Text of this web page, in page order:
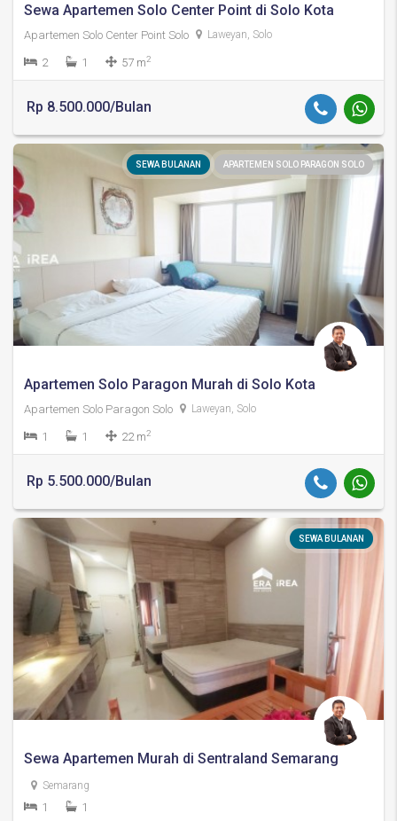
Sewa Apartemen Solo Center Point di Solo Kota
Apartemen Solo Center Point Solo Laweyan, Solo
2 1 57 m2
Rp 8.500.000/Bulan
SEWA BULANAN APARTEMEN SOLO PARAGON SOLO
Apartemen Solo Paragon Murah di Solo Kota
Apartemen Solo Paragon Solo Laweyan, Solo
1 1 22 m2
Rp 5.500.000/Bulan
SEWA BULANAN
Sewa Apartemen Murah di Sentraland Semarang
Semarang
1 1